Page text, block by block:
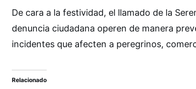
De cara a la festividad, el llamado de la
denuncia ciudadana operen de manera
incidentes que afecten a peregrinos,
Relacionado